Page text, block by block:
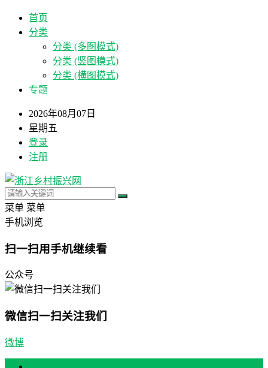
首页
分类
分类 (多图模式)
分类 (竖图模式)
分类 (横图模式)
专题
2026年08月07日
星期五
登录
注册
菜单 菜单
手机浏览
扫一扫用手机继续看
公众号
微信扫一扫关注我们
微博